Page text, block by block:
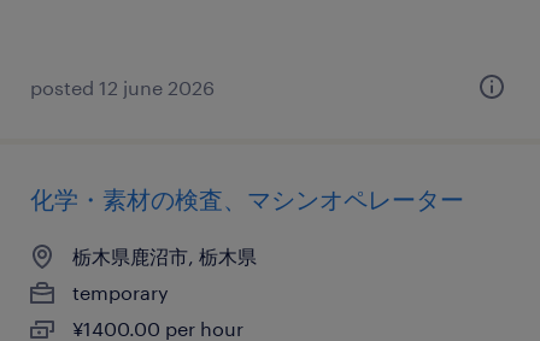
posted 12 june 2026
化学・素材の検査、マシンオペレーター
栃木県鹿沼市, 栃木県
temporary
¥1400.00 per hour